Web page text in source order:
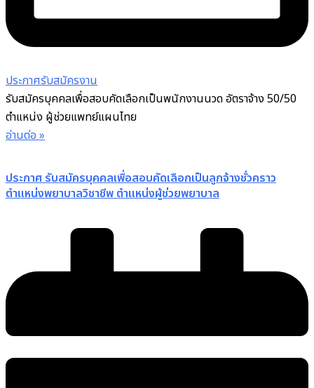
ประกาศรับสมัครงาน
รับสมัครบุคคลเพื่อสอบคัดเลือกเป็นพนักงานนวด อัตราจ้าง 50/50
ตำแหน่ง ผู้ช่วยแพทย์แผนไทย
อ่านต่อ »
ประกาศ รับสมัครบุคคลเพื่อสอบคัดเลือกเป็นลูกจ้างชั่วคราว
ตำแหน่งพยาบาลวิชาชีพ ตำแหน่งผู้ช่วยพยาบาล